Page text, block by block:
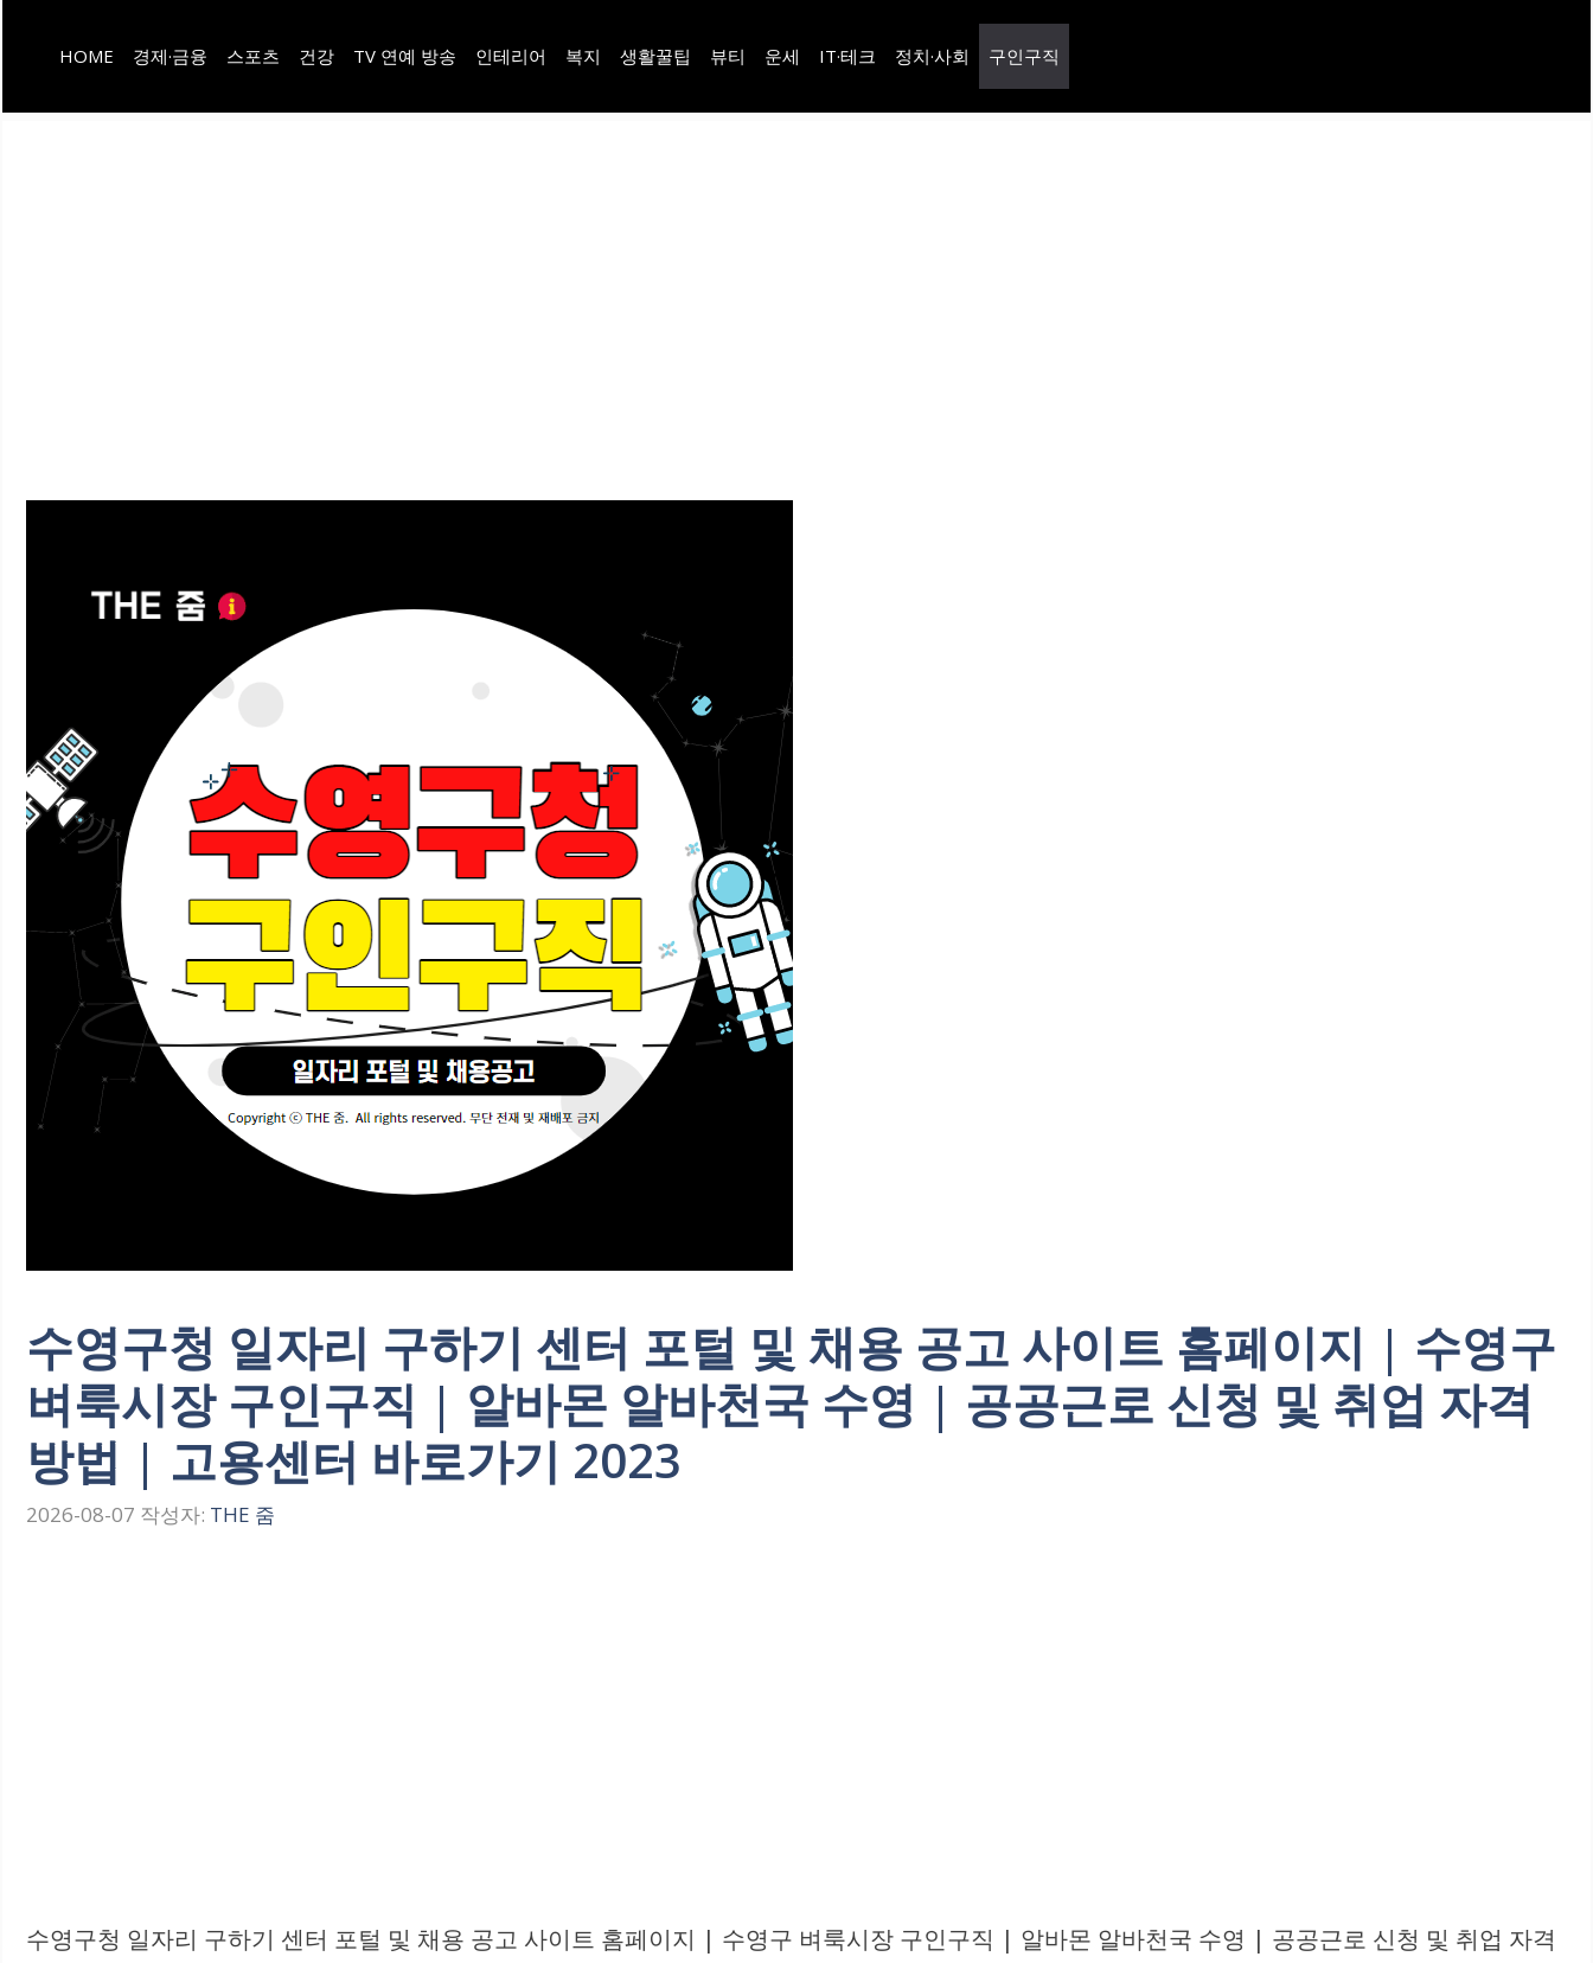
츠
HOME 경제·금융 스포츠 건강 TV 연예 방송 인테리어 복지 생활꿀팁 뷰티 운세 IT·테크 정치·사회 구인구직
수영구청 일자리 구하기 센터 포털 및 채용 공고 사이트 홈페이지 | 수영구
벼룩시장 구인구직 | 알바몬 알바천국 수영 | 공공근로 신청 및 취업 자격
방법 | 고용센터 바로가기 2023
2026-08-07 작성자: THE 줌
수영구청 일자리 구하기 센터 포털 및 채용 공고 사이트 홈페이지 | 수영구 벼룩시장 구인구직 | 알바몬 알바천국 수영 | 공공근로 신청 및 취업 자격